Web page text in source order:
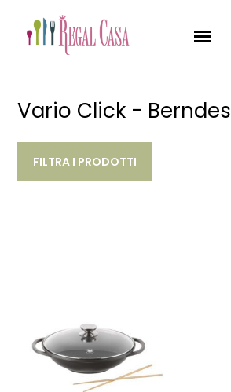
Vario Click - Berndes
FILTRA I PRODOTTI